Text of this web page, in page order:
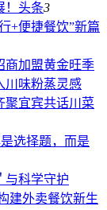
头条3
+便捷餐饮”新篇
商加盟黄金旺季
川味粉蒸灵感
聚宜宾共话川菜
选择题，而是
与科学守护
建外卖餐饮新生